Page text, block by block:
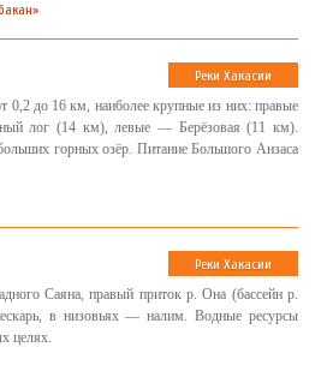
Реки Хакасии
0,2 до 16 км, наиболее крупные из них: правые
лог (14 км), левые — Берёзовая (11 км).
горных озёр. Питание Большого Анзаса
Реки Хакасии
Саяна, правый приток р. Она (бассейн р.
в низовьях — налим. Водные ресурсы
целях.